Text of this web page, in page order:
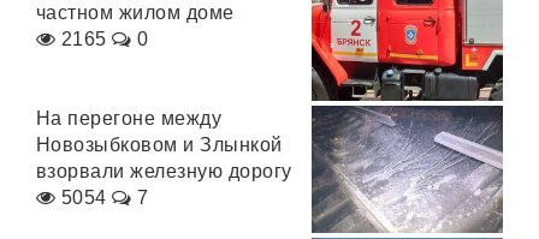
частном жилом доме
2165
0
На перегоне между
Новозыбковом и Злынкой
взорвали железную дорогу
5054
7